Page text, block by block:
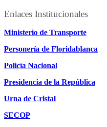
Enlaces Institucionales
Ministerio de Transporte
Personería de Floridablanca
Policía Nacional
Presidencia de la República
Urna de Cristal
SECOP